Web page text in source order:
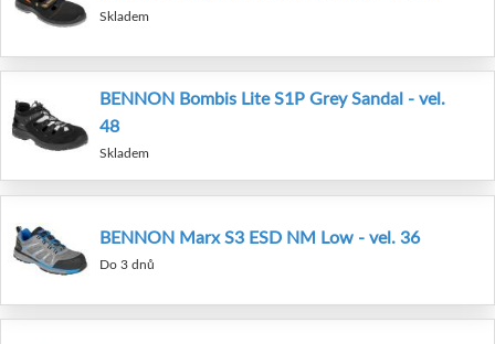
Skladem
BENNON Bombis Lite S1P Grey Sandal - vel.
48
Skladem
BENNON Marx S3 ESD NM Low - vel. 36
Do 3 dnů